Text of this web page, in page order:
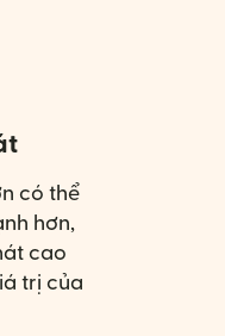
có thể
hơn,
cao
trị của